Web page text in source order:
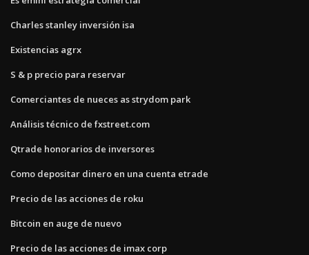
Charles stanley inversión isa
Existencias agrx
S & p precio para reservar
Comerciantes de nueces as strydom park
Análisis técnico de fxstreet.com
Qtrade honorarios de inversores
Como depositar dinero en una cuenta etrade
Precio de las acciones de roku
Bitcoin en auge de nuevo
Precio de las acciones de imax corp